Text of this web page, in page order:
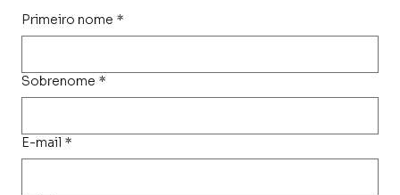
Primeiro nome *
Sobrenome *
E-mail *